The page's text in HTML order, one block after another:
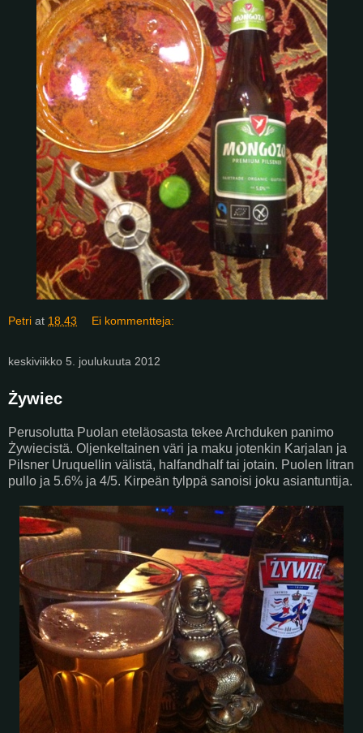
Petri at 18.43 Ei kommentteja:
keskiviikko 5. joulukuuta 2012
Żywiec
Perusolutta Puolan eteläosasta tekee Archduken panimo
Żywiecistä. Oljenkeltainen väri ja maku jotenkin Karjalan ja
Pilsner Uruquellin välistä, halfandhalf tai jotain. Puolen litran
pullo ja 5.6% ja 4/5. Kirpeän tylppä sanoisi joku asiantuntija.